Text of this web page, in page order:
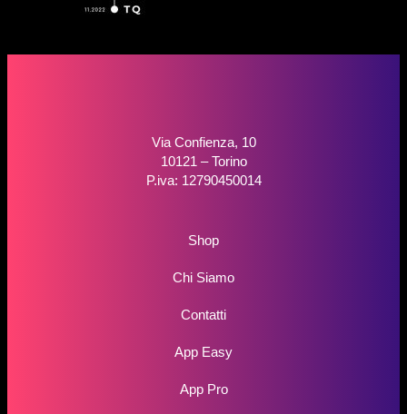
Via Confienza, 10
10121 – Torino
P.iva: 12790450014
Shop
Chi Siamo
Contatti
App Easy
App Pro